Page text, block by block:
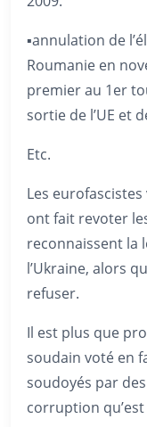
▪️annulation de
Roumanie en
premier au 1er
sortie de l’UE et
Etc.
Les
ont fait revoter
reconnaissent la
l’Ukraine, alors
refuser.
Il est plus que
soudain voté en
soudoyés par
corruption qu’est